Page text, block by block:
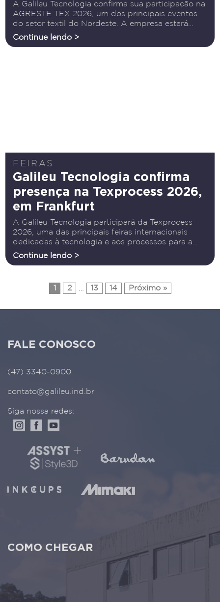
A Galileu Tecnologia confirma sua participação na
AGRESTE TEX 2026, um dos principais eventos
do setor têxtil do Nordeste. A empresa estará
presente ao lado de suas parceiras Barudan,
Continue lendo >
FEIRAS
Galileu Tecnologia confirma
presença na Texprocess 2026,
em Frankfurt
A Galileu Tecnologia participará da Texprocess
2026, uma das principais feiras internacionais
dedicadas à tecnologia e aos processos para a
indústria têxtil e de materiais flexíveis. O evento
Continue lendo >
1 2 … 13 14 Próximo »
FALE CONOSCO
(47) 3340-0900
contato@galileu.ind.br
Siga nossa redes:
COMO CHEGAR